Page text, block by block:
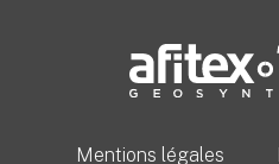
Mentions légales